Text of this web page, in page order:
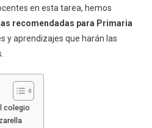
en esta tarea, hemos
recomendadas para Primaria
y aprendizajes que harán las
colegio